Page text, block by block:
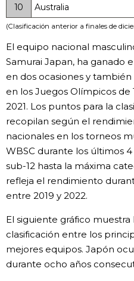
10
Australia
(Clasificación anterior a finales de
El equipo nacional
Samurai Japan, ha ganado
en dos ocasiones y
en los Juegos Olímpicos de
2021. Los puntos para la
recopilan según el
nacionales en los torneos
WBSC durante los últimos
sub-12 hasta la máxima
refleja el rendimiento
entre 2019 y 2022.
El siguiente gráfico muestra
clasificación entre los
mejores equipos. Japón
durante ocho años